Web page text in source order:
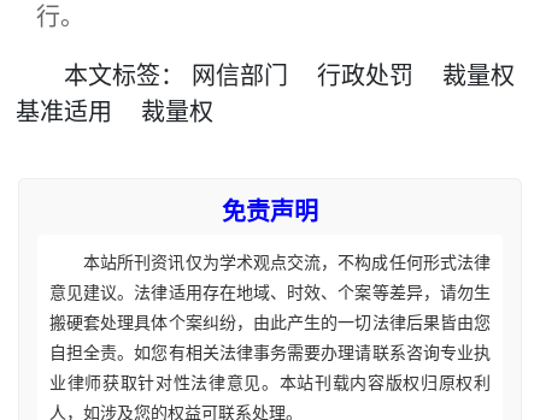
行。
本文标签： 网信部门 行政处罚
裁量权
基准适用
裁量权
免责声明
本站所刊资讯仅为学术观点交流，不构成任何形式法律
意见建议。法律适用存在地域、时效、个案等差异，请勿生
搬硬套处理具体个案纠纷，由此产生的一切法律后果皆由您
自担全责。如您有相关法律事务需要办理请联系咨询专业执
业律师获取针对性法律意见。本站刊载内容版权归原权利
人，如涉及您的权益可联系处理。